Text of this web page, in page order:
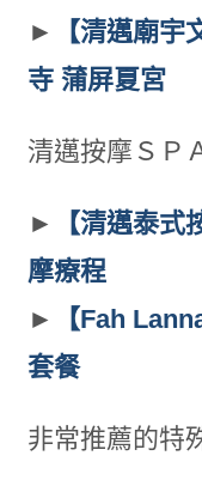
►
【清邁廟
寺 蒲屏夏宮
清邁按摩ＳＰ
►
【清邁泰
摩療程
►
【Fah
套餐
非常推薦的特